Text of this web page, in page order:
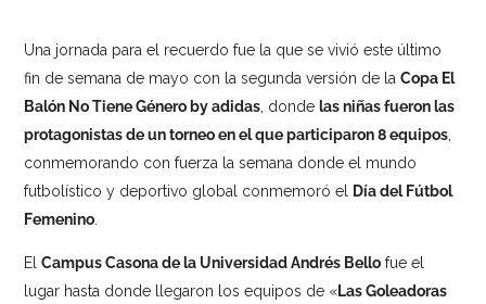
Una jornada para el recuerdo fue la que se vivió este último
fin de semana de mayo con la segunda versión de laCopa El
Balón No Tiene Género by adidas , donde las niñas fueron las
protagonistas de un torneo en el que participaron 8 equipos
conmemorando con fuerza la semana donde el mundo
futbolístico y deportivo global conmemoró el
Día del Fútbol
Femenino
ElCampus Casona de la Universidad Andrés Bello fue el
lugar hasta donde llegaron los equipos de «Las Goleadoras